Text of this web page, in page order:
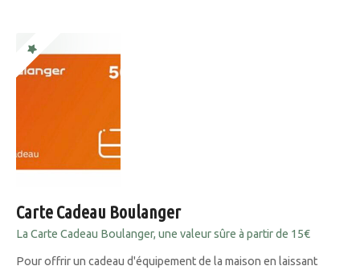
Carte Cadeau Boulanger
La Carte Cadeau Boulanger, une valeur sûre à partir de 15€
Pour offrir un cadeau d'équipement de la maison en laissant